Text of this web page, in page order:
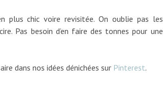
plus chic voire revisitée. On oublie pas les
Pas besoin d’en faire des tonnes pour une
dans nos idées dénichées sur Pinterest.